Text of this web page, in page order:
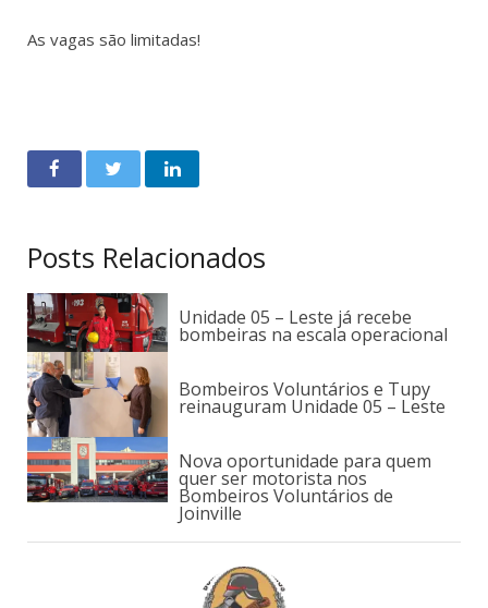
As vagas são limitadas!
Posts Relacionados
Unidade 05 – Leste já recebe
bombeiras na escala operacional
Bombeiros Voluntários e Tupy
reinauguram Unidade 05 – Leste
Nova oportunidade para quem
quer ser motorista nos
Bombeiros Voluntários de
Joinville